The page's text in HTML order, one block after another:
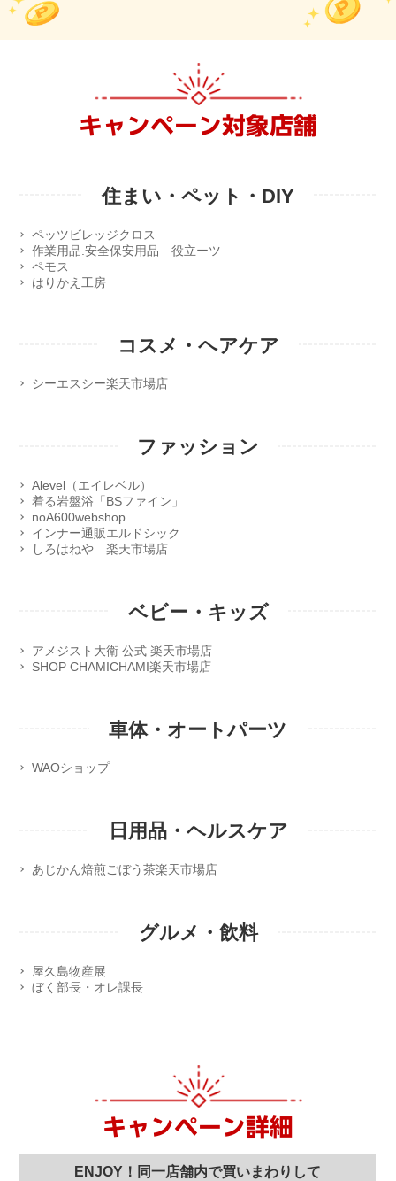
キャンペーン対象店舗
住まい・ペット・DIY
ペッツビレッジクロス
作業用品.安全保安用品 役立ーツ
ペモス
はりかえ工房
コスメ・ヘアケア
シーエスシー楽天市場店
ファッション
Alevel（エイレベル）
着る岩盤浴「BSファイン」
noA600webshop
インナー通販エルドシック
しろはねや 楽天市場店
ベビー・キッズ
アメジスト大衛 公式 楽天市場店
SHOP CHAMICHAMI楽天市場店
車体・オートパーツ
WAOショップ
日用品・ヘルスケア
あじかん焙煎ごぼう茶楽天市場店
グルメ・飲料
屋久島物産展
ぼく部長・オレ課長
キャンペーン詳細
ENJOY！同一店舗内で買いまわりして